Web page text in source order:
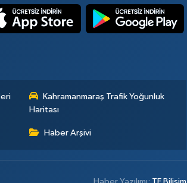
Kahramanmaraş Trafik Yoğunluk
Haritası
Haber Arşivi